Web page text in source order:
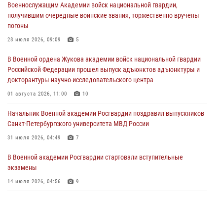
Военная академия информирует!
23 июля 2026, 04:51
Курсант Военной академии войск национальной гвардии принял
22 июля 2026, 09:41
Мастер‑класс по стрельбе: точность, тактика, профессионализм
20 июля 2026, 11:17 8
108 лет со дня образования подразделений связи войск
Военнослужащим Академии войск национальной гвардии,
получившим очередные воинские звания, торжественно вручены
погоны
28 июля 2026, 09:09 5
В Военной ордена Жукова академии войск национальной гвардии
Российской Федерации прошел выпуск адъюнктов адъюнктуры и
докторантуры научно-исследовательского центра
01 августа 2026, 11:00 10
Начальник Военной академии Росгвардии поздравил выпускников
Санкт-Петербургского университета МВД России
31 июля 2026, 04:49 7
В Военной академии Росгвардии стартовали вступительные
экзамены
14 июля 2026, 04:56 9